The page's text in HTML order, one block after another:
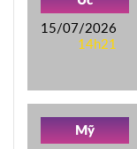
15/07/2026
14h21
Mỹ